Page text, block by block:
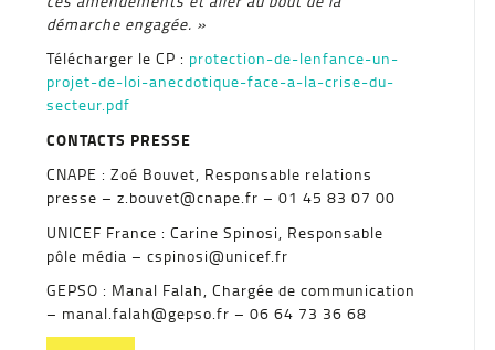
démarche engagée. »
Télécharger le CP : protection-de-lenfance-un-
projet-de-loi-anecdotique-face-a-la-crise-du-
secteur.pdf
CONTACTS PRESSE
CNAPE : Zoé Bouvet, Responsable relations
presse – z.bouvet@cnape.fr – 01 45 83 07 00
UNICEF France : Carine Spinosi, Responsable
pôle média – cspinosi@unicef.fr
GEPSO : Manal Falah, Chargée de communication
– manal.falah@gepso.fr – 06 64 73 36 68